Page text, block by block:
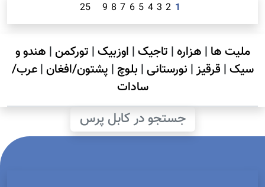
1
2
3
4
5
6
7
8
9
25
ملیت ها | هزاره| تاجیک| اوزبیک| تورکمن| هندو و
سیک| قرقیز| نورستانی| بلوچ | پشتون/افغان|عرب/
سادات
جستجو در کابل پرس